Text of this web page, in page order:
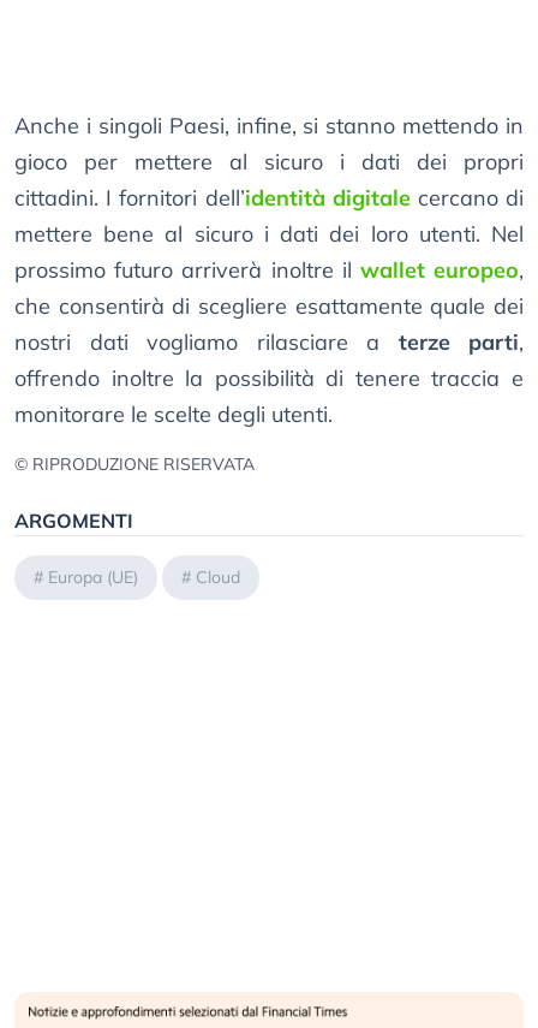
Anche i singoli Paesi, infine, si stanno mettendo in
gioco per mettere al sicuro i dati dei propri
cittadini. I fornitori dell’identità digitalecercano di
mettere bene al sicuro i dati dei loro utenti. Nel
prossimo futuro arriverà inoltre il wallet europeo,
che consentirà di scegliere esattamente quale dei
nostri dati vogliamo rilasciare a terze parti,
offrendo inoltre la possibilità di tenere traccia e
monitorare le scelte degli utenti.
© RIPRODUZIONE RISERVATA
ARGOMENTI
# Europa (UE) # Cloud